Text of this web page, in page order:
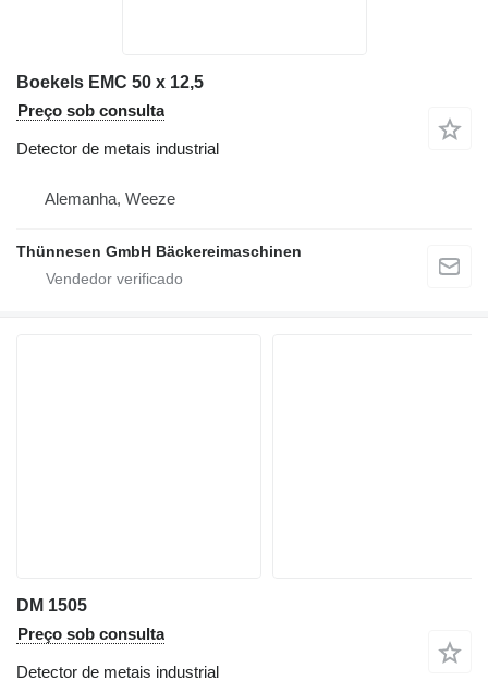
Boekels EMC 50 x 12,5
Preço sob consulta
Detector de metais industrial
Alemanha, Weeze
Thünnesen GmbH Bäckereimaschinen
DM 1505
Preço sob consulta
Detector de metais industrial